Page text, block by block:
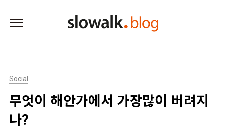
Social
무엇이 해안가에서 가장많이 버려지
나?